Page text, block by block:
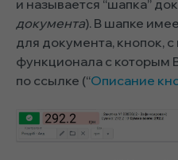
и называется “шапка”
документа). В шапке
для документа, кнопок,
функционала с которым
по ссылке (“Описание